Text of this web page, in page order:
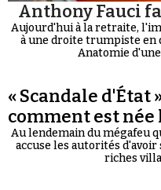
Anthony Fauci
Aujourd'hui à la retraite,
à une droite trumpiste en
Anatomie
« Scandale d'État
comment est née
Au lendemain du mégafeu
accuse les autorités
riches